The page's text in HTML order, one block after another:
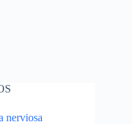
nerviosa